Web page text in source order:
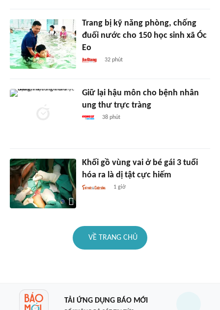
Trang bị kỹ năng phòng, chống
đuối nước cho 150 học sinh xã Óc
Eo
32 phút
Giữ lại hậu môn cho bệnh nhân
ung thư trực tràng
38 phút
Khối gồ vùng vai ở bé gái 3 tuổi
hóa ra là dị tật cực hiếm
1 giờ
VỀ TRANG CHỦ
TẢI ỨNG DỤNG BÁO MỚI